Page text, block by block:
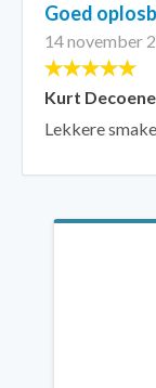
Goed
14 november
Kurt Decoene
Lekkere